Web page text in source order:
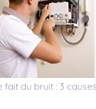
fait du bruit : 3